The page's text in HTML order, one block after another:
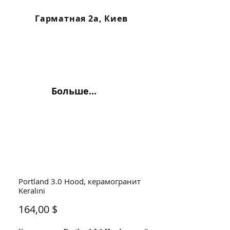
Гарматная 2а, Киев
Больше...
Portland 3.0 Hood, керамогранит
Keralini
164,00 $